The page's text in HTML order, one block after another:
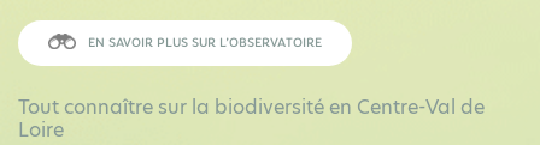
EN SAVOIR PLUS SUR L’OBSERVATOIRE
Tout connaître sur la biodiversité en Centre-Val de
Loire